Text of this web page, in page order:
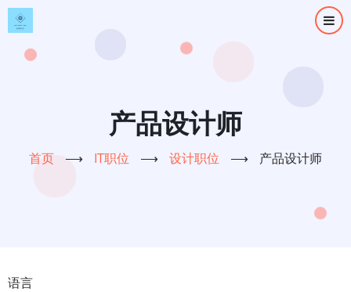
跳
转
产品设计师
首页 ⟶ IT职位 ⟶ 设计职位 ⟶ 产品设计师
语言